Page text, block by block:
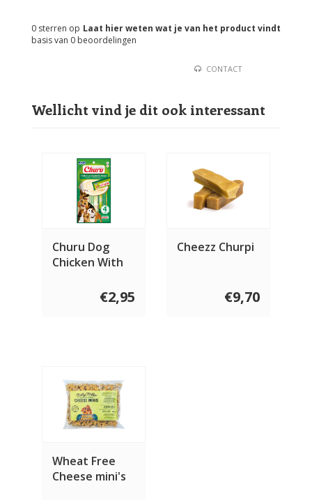
Laat hier weten wat je van het product vindt
0 sterren op
basis van 0 beoordelingen
CONTACT
Wellicht vind je dit ook interessant
Churu Dog
Chicken With
€2,95
Cheezz Churpi
€9,70
Wheat Free
Cheese mini's